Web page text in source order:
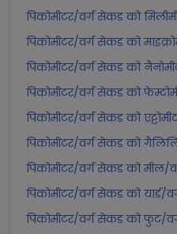
पिकोमीटर/वर्ग सेकंड को
पिकोमीटर/वर्ग सेकंड को
पिकोमीटर/वर्ग सेकंड को
पिकोमीटर/वर्ग सेकंड को
पिकोमीटर/वर्ग सेकंड को
पिकोमीटर/वर्ग सेकंड को
पिकोमीटर/वर्ग सेकंड को
पिकोमीटर/वर्ग सेकंड को
पिकोमीटर/वर्ग सेकंड को फुट/